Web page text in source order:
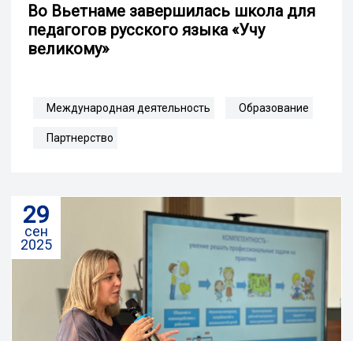
Во Вьетнаме завершилась школа для
педагогов русского языка «Учу
великому»
Международная деятельность Образование
Партнерство
29
сен
2025